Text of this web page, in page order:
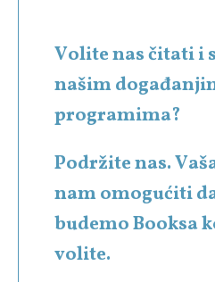
Volite nas čitati i
našim
programima?
Podržite nas.
nam omogućiti
budemo Booksa
volite.